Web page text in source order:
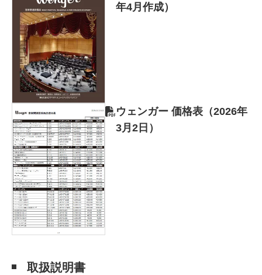
年4月作成）
ウェンガー 価格表（2026年
3月2日）
取扱説明書